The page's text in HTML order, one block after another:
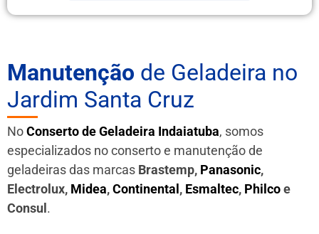
Manutenção de Geladeira no
Jardim Santa Cruz
NoConserto de Geladeira Indaiatuba, somos
especializados no conserto e manutenção de
geladeiras das marcas Brastemp, Panasonic,
Electrolux, Midea,Continental, Esmaltec, Philcoe
Consul.